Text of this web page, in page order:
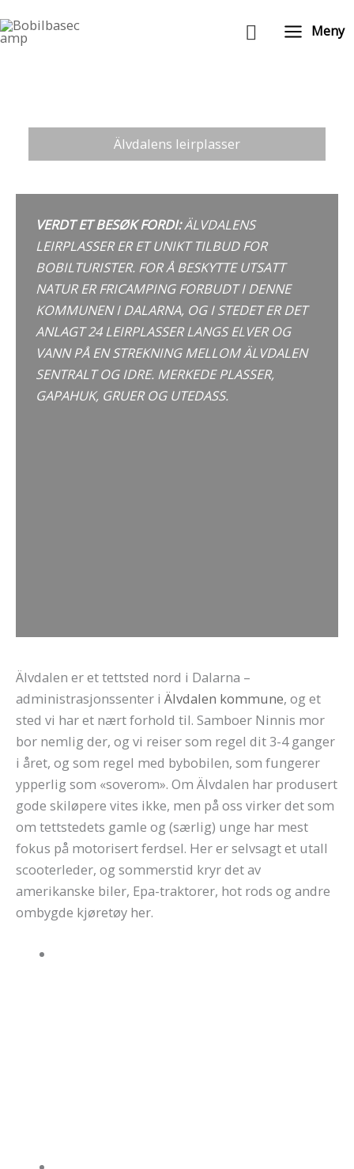
rett
Søk Meny
Älvdalens leirplasser
VERDT ET BESØK FORDI:ÄLVDALENS
LEIRPLASSER ER ET UNIKT TILBUD FOR
BOBILTURISTER. FOR Å BESKYTTE UTSATT
NATUR ER FRICAMPING FORBUDT I DENNE
KOMMUNEN I DALARNA, OG I STEDET ER DET
ANLAGT 24 LEIRPLASSER LANGS ELVER OG
VANN PÅ EN STREKNING MELLOM ÄLVDALEN
SENTRALT OG IDRE. MERKEDE PLASSER,
GAPAHUK, GRUER OG UTEDASS.
Älvdalen er et tettsted nord i Dalarna –
administrasjonssenter i Älvdalen kommune, og et
sted vi har et nært forhold til. Samboer Ninnis mor
bor nemlig der, og vi reiser som regel dit 3-4 ganger
i året, og som regel med bybobilen, som fungerer
ypperlig som «soverom». Om Älvdalen har produsert
gode skiløpere vites ikke, men på oss virker det som
om tettstedets gamle og (særlig) unge har mest
fokus på motorisert ferdsel. Her er selvsagt et utall
scooterleder, og sommerstid kryr det av
amerikanske biler, Epa-traktorer, hot rods og andre
ombygde kjøretøy her.